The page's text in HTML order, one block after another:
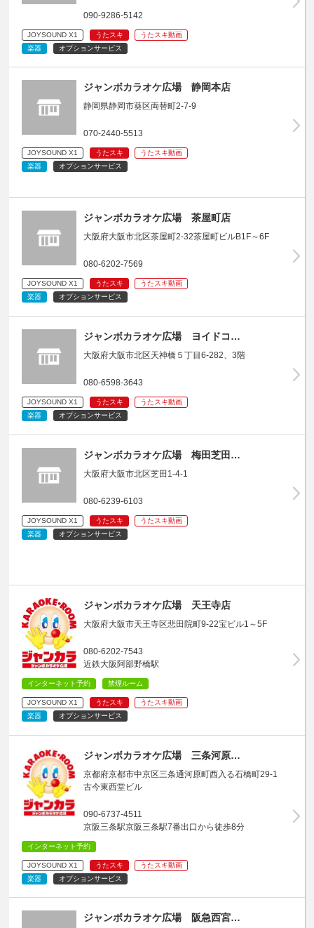
090-9286-5142
JOYSOUND X1 うたスキ
うたスキ動画
楽器
オプションサービス
ジャンボカラオケ広場 静岡本店
静岡県静岡市葵区両替町2-7-9
070-2440-5513
JOYSOUND X1 うたスキ
うたスキ動画
楽器
オプションサービス
ジャンボカラオケ広場 茶屋町店
大阪府大阪市北区茶屋町2-32茶屋町ビルB1F～6F
080-6202-7569
JOYSOUND X1 うたスキ
うたスキ動画
楽器
オプションサービス
ジャンボカラオケ広場 ヨイドコ…
大阪府大阪市北区天神橋５丁目6-282、3階
080-6598-3643
JOYSOUND X1 うたスキ
うたスキ動画
楽器
オプションサービス
ジャンボカラオケ広場 梅田芝田…
大阪府大阪市北区芝田1-4-1
080-6239-6103
JOYSOUND X1 うたスキ
うたスキ動画
楽器
オプションサービス
ジャンボカラオケ広場 天王寺店
大阪府大阪市天王寺区悲田院町9-22宝ビル1～5F
080-6202-7543
近鉄大阪阿部野橋駅
インターネット予約 禁煙ルーム
JOYSOUND X1 うたスキ
うたスキ動画
楽器
オプションサービス
ジャンボカラオケ広場 三条河原…
京都府京都市中京区三条通河原町西入る石橋町29-1
古今東西堂ビル
090-6737-4511
京阪三条駅京阪三条駅7番出口から徒歩8分
インターネット予約
JOYSOUND X1 うたスキ
うたスキ動画
楽器
オプションサービス
ジャンボカラオケ広場 阪急西宮…